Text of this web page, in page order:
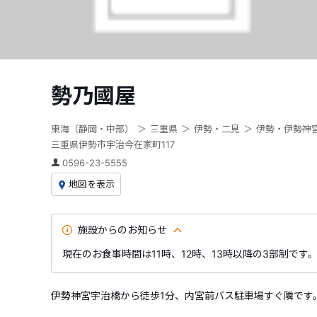
勢乃國屋
東海（静岡・中部） 三重県 伊勢・二見
伊勢・伊勢神
三重県伊勢市宇治今在家町117
0596-23-5555
地図を表示
施設からのお知らせ
現在のお食事時間は11時、12時、13時以降の3部制です。
伊勢神宮宇治橋から徒歩1分、内宮前バス駐車場すぐ隣です